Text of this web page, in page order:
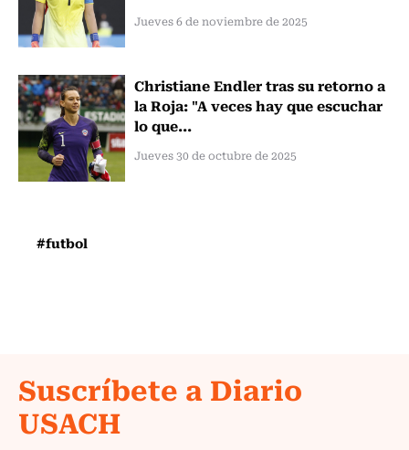
Jueves 6 de noviembre de 2025
Christiane Endler tras su retorno a
la Roja: "A veces hay que escuchar
lo que...
Jueves 30 de octubre de 2025
#futbol